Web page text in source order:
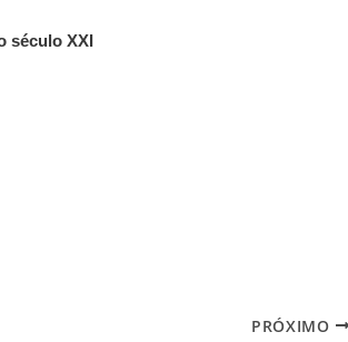
século XXI
PRÓXIMO